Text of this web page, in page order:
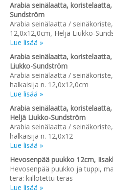
Arabia seinälaatta,
Sundström
Arabia seinälaatta /
12,0x12,0cm, Heljä Liukko-
Lue lisää »
Arabia seinälaatta,
Liukko-Sundström
Arabia seinälaatta /
halkaisija n. 12,0x12,0cm
Lue lisää »
Arabia seinälaatta,
Heljä Liukko-Sundström
Arabia seinälaatta /
halkaisija n. 12,0x12
Lue lisää »
Hevosenpää puukko 12cm,
Hevosenpää puukko ja tuppi,
terä: kiillotettu teräs
Lue lisää »